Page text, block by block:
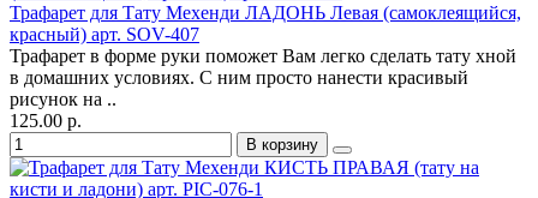
Трафарет для Тату Мехенди ЛАДОНЬ Левая (самоклеящийся,
красный) арт. SOV-407
Трафарет в форме руки поможет Вам легко сделать тату хной
в домашних условиях. С ним просто нанести красивый
рисунок на ..
125.00 р.
В корзину